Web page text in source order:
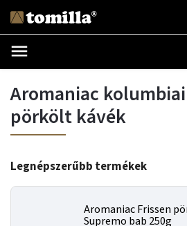
Aromaniac
pörkölt kávék
Legnépszerűbb termékek
Aromaniac Frissen
Supremo bab 250g